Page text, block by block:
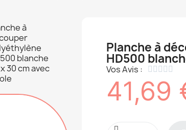
à
blanche
30 cm avec
Planche à
HD500
Vos Avis :     
41,69